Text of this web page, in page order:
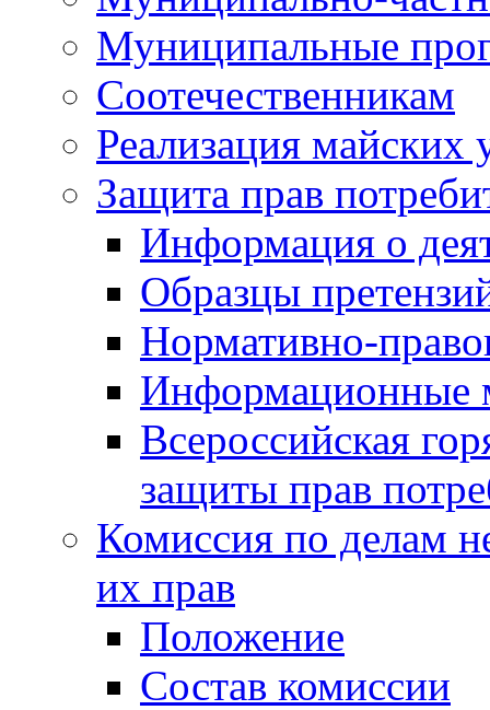
Муниципальные
Соотечественникам
Реализация майских
Защита прав
Информация о
Образцы
Нормативно-
Информационные
Всероссийская
защиты прав
Комиссия по делам
их прав
Положение
Состав комиссии